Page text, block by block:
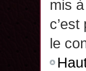
mis
le